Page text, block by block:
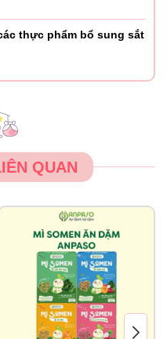
thực phẩm bổ sung sắt
QUAN